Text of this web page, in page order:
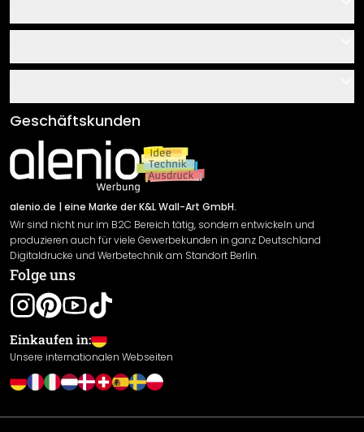
Über uns
Klebe- und Montageanleitungen
Newsletter An-/Abmeldung
Sendungsverfolgung
AGB
Impressum
Versand & Zahlung
Rücksendung
Widerrufsrecht
Datenschutzerklärung
Gewährleistung
Leistungserklärung / CE-Zeichen
Cookie Einstellungen
Geschäftskunden
alenio.de | eine Marke der K&L Wall-Art GmbH.
Wir sind nicht nur im B2C Bereich tätig, sondern entwickeln und
produzieren auch für viele Gewerbekunden in ganz Deutschland
Digitaldrucke und Werbetechnik am Standort Berlin.
Folge uns
Einkaufen in:
Unsere internationalen Webseiten